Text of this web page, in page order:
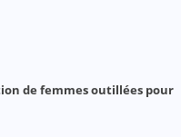
de femmes outillées pour